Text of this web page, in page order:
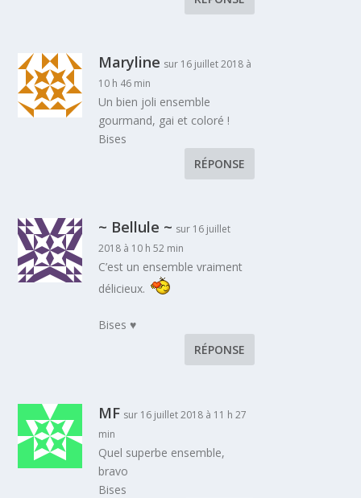
Maryline sur 16 juillet 2018 à
10 h 46 min
Un bien joli ensemble
gourmand, gai et coloré !
Bises
RÉPONSE
~ Bellule ~ sur 16 juillet
2018 à 10 h 52 min
C’est un ensemble vraiment
délicieux.
Bises ♥
RÉPONSE
MF sur 16 juillet 2018 à 11 h 27
min
Quel superbe ensemble,
bravo
Bises